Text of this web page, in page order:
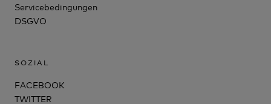
Servicebedingungen
DSGVO
SOZIAL
FACEBOOK
TWITTER